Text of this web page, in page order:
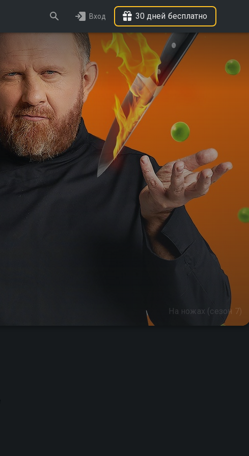
Вход 30 дней бесплатно
На ножах (сезон 7)